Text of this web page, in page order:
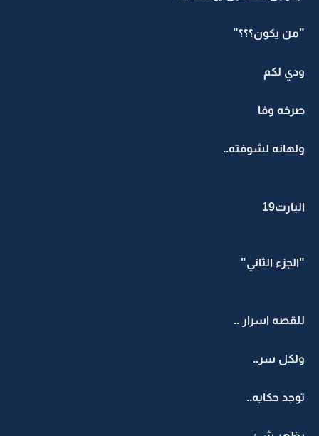
"من يكون؟؟؟"
ودي لكم
صرخه وفا
ولهانه لشوفته..
البارت19
"الجزء الثاني"
للقصه اسرار ..
ولكل سر..
توجد حكايه..